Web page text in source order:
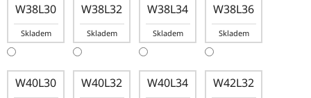
W38L30
Skladem
W38L32
Skladem
W38L34
Skladem
W38L36
Skladem
W40L30 W40L32 W40L34 W42L32